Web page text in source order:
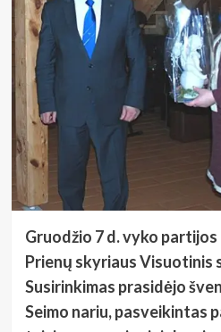
Gruodžio 7 d. vyko
Prienų skyriaus Visuotinis
Susirinkimas prasidėjo
Seimo nariu, pasveikintas